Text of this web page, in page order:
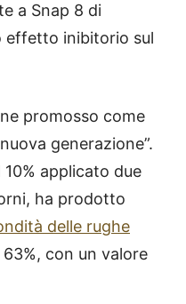
a Snap 8 di
effetto inibitorio sul
promosso come
generazione”.
applicato due
ha prodotto
delle rughe
con un valore